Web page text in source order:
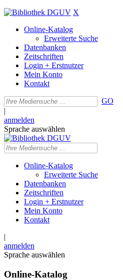
X
Online-Katalog
Erweiterte Suche
Datenbanken
Zeitschriften
Login + Erstnutzer
Mein Konto
Kontakt
GO
|
anmelden
Sprache auswählen
Online-Katalog
Erweiterte Suche
Datenbanken
Zeitschriften
Login + Erstnutzer
Mein Konto
Kontakt
|
anmelden
Sprache auswählen
Online-Katalog